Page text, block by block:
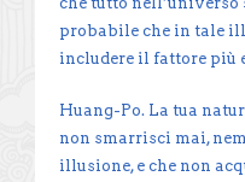
probabile che in tale
includere il fattore più
Huang-Po. La tua
non smarrisci mai,
illusione, e che non